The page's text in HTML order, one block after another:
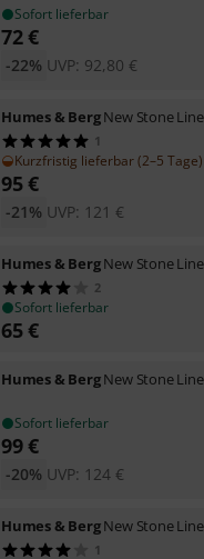
Sofort lieferbar
72€
UVP: 92,80 €
-22%
Humes & BergNew Stone
1
Kurzfristig lieferbar (2–5 Tage)
95€
UVP: 121 €
-21%
Humes & BergNew Stone
2
Sofort lieferbar
65€
Humes & BergNew Stone
Sofort lieferbar
99€
UVP: 124 €
-20%
Humes & BergNew Stone
1